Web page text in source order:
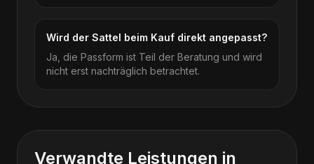
Wird der Sattel beim Kauf direkt angepasst?
Ja, die Passform ist Teil der Beratung und wird
nicht erst nachträglich betrachtet.
Verwandte Leistungen in